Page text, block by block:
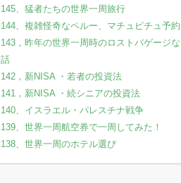
145、猛者たちの世界一周旅行
144、複雑怪奇なペルー、マチュピチュ予約
143，昨年の世界一周時のロストバゲージな
話
142，新NISA ・若者の投資法
141，新NISA ・続シニアの投資法
140、イスラエル・パレスチナ戦争
139、世界一周航空券で一周してみた！
138、世界一周のホテル選び